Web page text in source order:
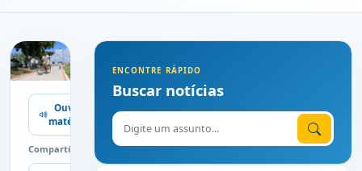
Ouvir
matéria
Compartilhe
ENCONTRE RÁPIDO
Buscar notícias
Digite o assunto